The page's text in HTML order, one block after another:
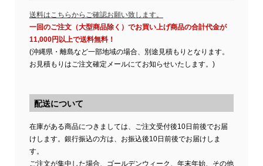
送料はこちらからご確認お願い致します。
一回のご注文（大型商品除く）でお買い上げ商品の合計代金が
11,000円以上で送料無料！
(沖縄県・離島など一部地域の場合、別途見積もりとなります。
お見積もりはご注文確定メールにてお知らせいたします。)
配送について
在庫がある商品につきましては、ご注文受付後10日前後でお届
けします。銀行振込の方は、お振込後10日前後でお届けしま
す。
ご注文が集中した場合、ゴールデンウィーク、年末年始、その他